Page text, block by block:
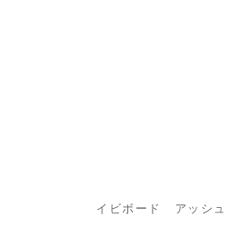
イビボード アッシュ